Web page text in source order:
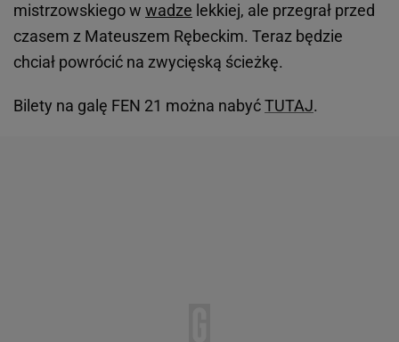
mistrzowskiego w wadze lekkiej, ale przegrał przed
czasem z Mateuszem Rębeckim. Teraz będzie
chciał powrócić na zwycięską ścieżkę.
Bilety na galę FEN 21 można nabyćTUTAJ.